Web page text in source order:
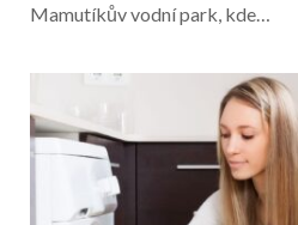
Mamutíkův vodní park, kde…